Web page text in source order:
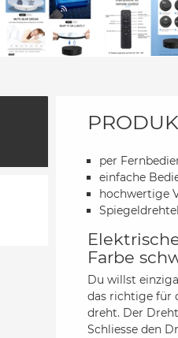
per
einfache
hochwertige
Farbe
Du willst
das richtige für
dreht. Der
Schliesse den